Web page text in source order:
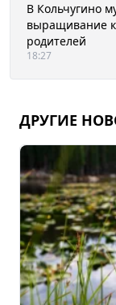
В Кольчугино
выращивание
родителей
18:27
ДРУГИЕ